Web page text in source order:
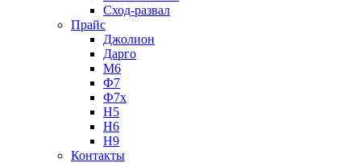
Сход-развал
Прайс
Джолион
Дарго
М6
Ф7
Ф7х
Н5
Н6
Н9
Контакты